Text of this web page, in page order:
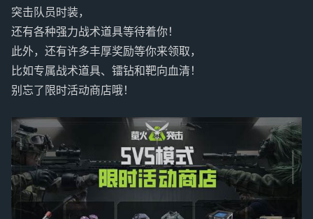
突击队员时装，
还有各种强力战术道具等待着你！
此外，还有许多丰厚奖励等你来领取，
比如专属战术道具、镭钻和靶向血清！
别忘了限时活动商店哦！